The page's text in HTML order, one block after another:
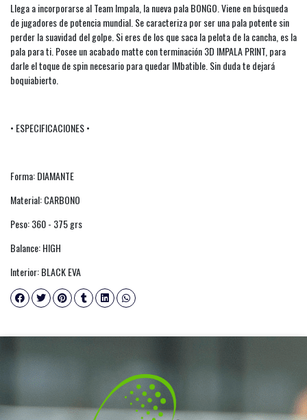
Llega a incorporarse al Team Impala, la nueva pala BONGO. Viene en búsqueda
de jugadores de potencia mundial. Se caracteriza por ser una pala potente sin
perder la suavidad del golpe. Si eres de los que saca la pelota de la cancha, es la
pala para ti. Posee un acabado matte con terminación 3D IMPALA PRINT, para
darle el toque de spin necesario para quedar IMbatible. Sin duda te dejará
boquiabierto.
• ESPECIFICACIONES •
Forma: DIAMANTE
Material: CARBONO
Peso: 360 - 375 grs
Balance: HIGH
Interior: BLACK EVA